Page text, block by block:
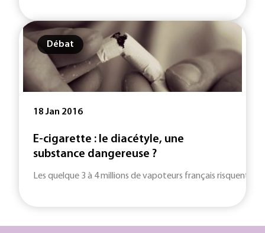
Débat
18 Jan 2016
E-cigarette : le diacétyle, une
substance dangereuse ?
Les quelque 3 à 4 millions de vapoteurs français risquent-